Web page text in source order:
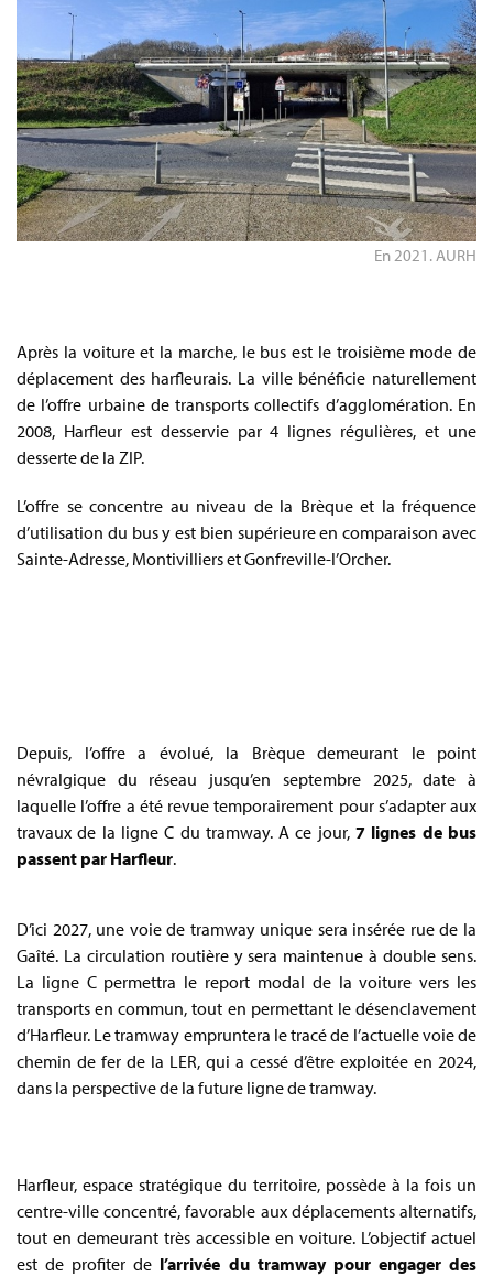
En 2021. AURH
Après la voiture et la marche, le bus est le troisième mode de
déplacement des harfleurais. La ville bénéficie naturellement
de l’offre urbaine de transports collectifs d’agglomération. En
2008, Harfleur est desservie par 4 lignes régulières, et une
desserte de la ZIP.
L’offre se concentre au niveau de la Brèque et la fréquence
d’utilisation du bus y est bien supérieure en comparaison avec
Sainte-Adresse, Montivilliers et Gonfreville-l’Orcher.
Depuis, l’offre a évolué, la Brèque demeurant le point
névralgique du réseau jusqu’en septembre 2025, date à
laquelle l’offre a été revue temporairement pour s’adapter aux
travaux de la ligne C du tramway. A ce jour,7 lignes de bus
passent par Harfleur.
D’ici 2027, une voie de tramway unique sera insérée rue de la
Gaîté. La circulation routière y sera maintenue à double sens.
La ligne C permettra le report modal de la voiture vers les
transports en commun, tout en permettant le désenclavement
d’Harfleur. Le tramway empruntera le tracé de l’actuelle voie de
chemin de fer de la LER, qui a cessé d’être exploitée en 2024,
dans la perspective de la future ligne de tramway.
Harfleur, espace stratégique du territoire, possède à la fois un
centre-ville concentré, favorable aux déplacements alternatifs,
tout en demeurant très accessible en voiture. L’objectif actuel
est de profiter de l’arrivée du tramway pour engager des